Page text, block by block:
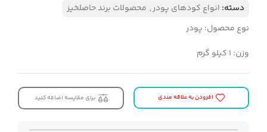
دسته: انواع کودهای پودر, محصولات برند حاصلخیز
نوع محصول: پودر
وزن: 1 کیلو گرم
افزودن به علاقه مندی برای مقایسه اضافه کنید